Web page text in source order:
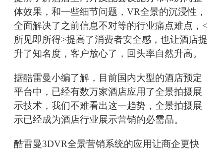
体效果，和一些细节问题，VR全景的沉浸性，
全面解决了之前信息不对等的行业痛点难点，<
所见即所得>提高了消费者安全感，也让酒店提
升了知名度，客户放心了，回头率自然升高。
据酷雷曼小编了解，目前国内大型的酒店预定
平台中，已经有数万家酒店应用了全景拍摄展
示技术，我们不难看出这一趋势，全景拍摄展
示已经成为酒店行业展示营销的必需品。
酷雷曼3DVR全景营销系统的应用让商企更快